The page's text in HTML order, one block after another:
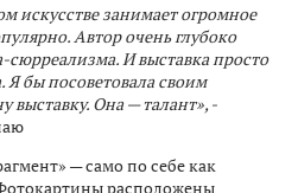
искусстве занимает огромное
Автор очень глубоко
сюрреализма. И выставка просто
Я бы посоветовала своим
выставку. Она — талант», -
— само по себе как
расположены